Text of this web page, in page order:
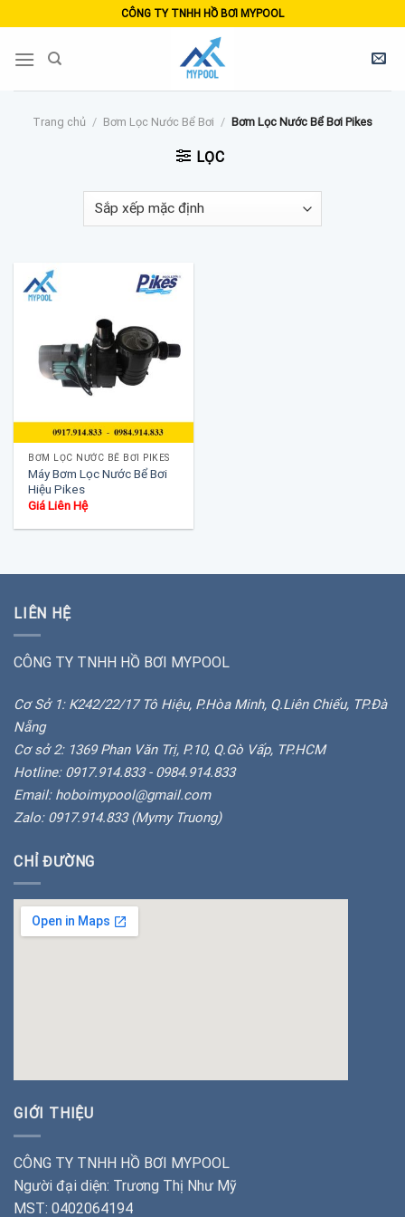
to
content
CÔNG TY TNHH HỒ BƠI MYPOOL
Trang chủ / Bơm Lọc Nước Bể Bơi / Bơm Lọc Nước Bể Bơi Pikes
LỌC
BƠM LỌC NƯỚC BỂ BƠI PIKES
Máy Bơm Lọc Nước Bể Bơi
Hiệu Pikes
Giá Liên Hệ
LIÊN HỆ
CÔNG TY TNHH HỒ BƠI MYPOOL
Cơ Sở 1: K242/22/17 Tô Hiệu, P.Hòa Minh, Q.Liên Chiểu, TP.Đà
Nẵng
Cơ sở 2: 1369 Phan Văn Trị, P.10, Q.Gò Vấp, TP.HCM
Hotline: 0917.914.833 - 0984.914.833
Email: hoboimypool@gmail.com
Zalo: 0917.914.833 (Mymy Truong)
CHỈ ĐƯỜNG
GIỚI THIỆU
CÔNG TY TNHH HỒ BƠI MYPOOL
Người đại diện: Trương Thị Như Mỹ
MST: 0402064194